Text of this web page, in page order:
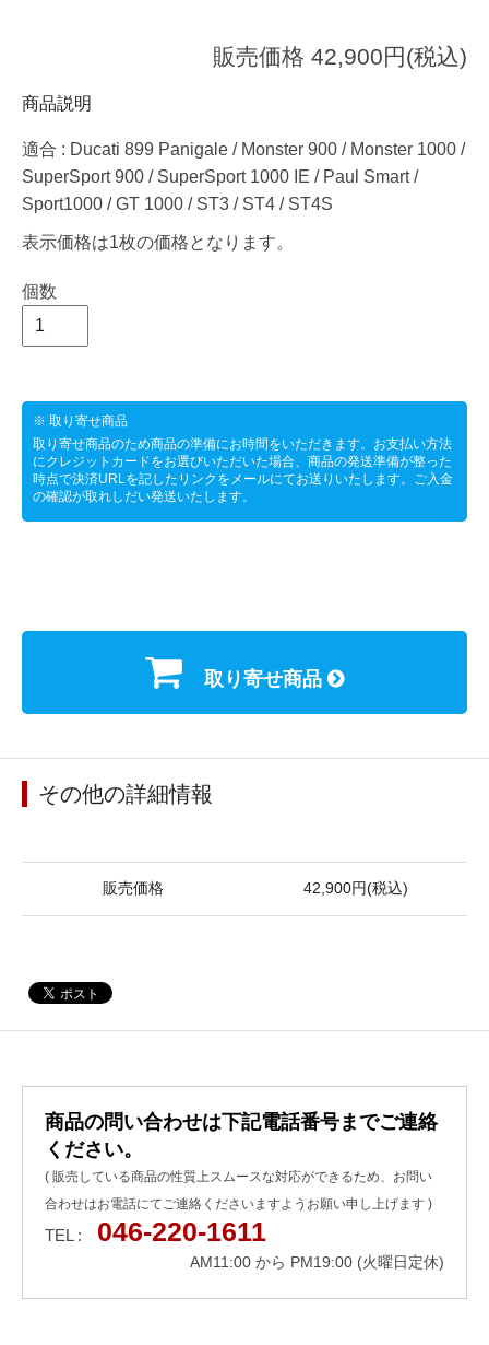
販売価格 42,900円(税込)
商品説明
適合 : Ducati 899 Panigale / Monster 900 / Monster 1000 /
SuperSport 900 / SuperSport 1000 IE / Paul Smart /
Sport1000 / GT 1000 / ST3 / ST4 / ST4S
表示価格は1枚の価格となります。
個数
※ 取り寄せ商品
取り寄せ商品のため商品の準備にお時間をいただきます。お支払い方法
にクレジットカードをお選びいただいた場合、商品の発送準備が整った
時点で決済URLを記したリンクをメールにてお送りいたします。ご入金
の確認が取れしだい発送いたします。
取り寄せ商品
その他の詳細情報
販売価格 42,900円(税込)
商品の問い合わせは下記電話番号までご連絡
ください。
( 販売している商品の性質上スムースな対応ができるため、お問い
合わせはお電話にてご連絡くださいますようお願い申し上げます )
TEL : 046-220-1611
AM11:00 から PM19:00 (火曜日定休)